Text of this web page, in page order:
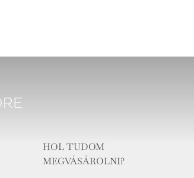
HOL TUDOM
MEGVÁSÁROLNI?